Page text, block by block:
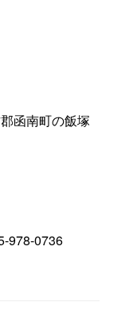
函南町の飯塚
978-0736